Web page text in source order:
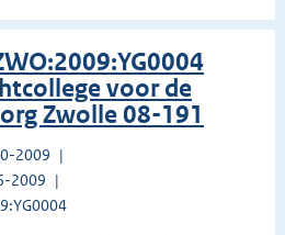
voor de
Zwolle 08-191
2009
2009